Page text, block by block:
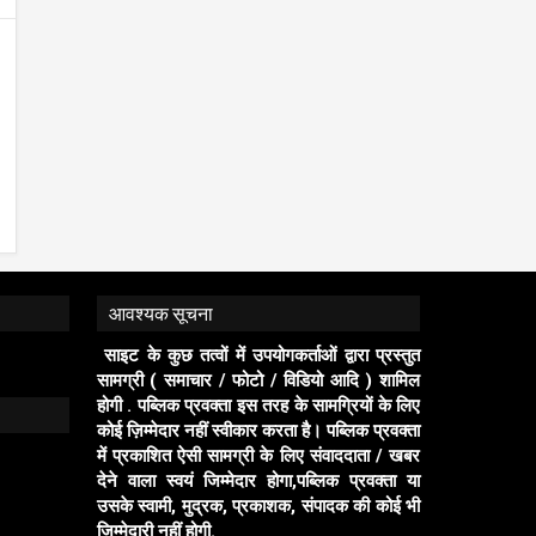
आवश्यक सूचना
साइट के कुछ तत्वों में उपयोगकर्ताओं द्वारा प्रस्तुत
सामग्री ( समाचार / फोटो / विडियो आदि ) शामिल
होगी . पब्लिक प्रवक्ता इस तरह के सामग्रियों के लिए
कोई ज़िम्मेदार नहीं स्वीकार करता है। पब्लिक प्रवक्ता
में प्रकाशित ऐसी सामग्री के लिए संवाददाता / खबर
देने वाला स्वयं जिम्मेदार होगा,पब्लिक प्रवक्ता या
उसके स्वामी, मुद्रक, प्रकाशक, संपादक की कोई भी
जिम्मेदारी नहीं होगी.